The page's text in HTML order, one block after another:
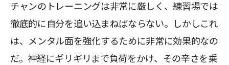
チャンのトレーニングは非常に厳しく、練習場では
徹底的に自分を追い込まねばならない。しかしこれ
は、メンタル面を強化するために非常に効果的なの
だ。神経にギリギリまで負荷をかけ、その辛さを乗